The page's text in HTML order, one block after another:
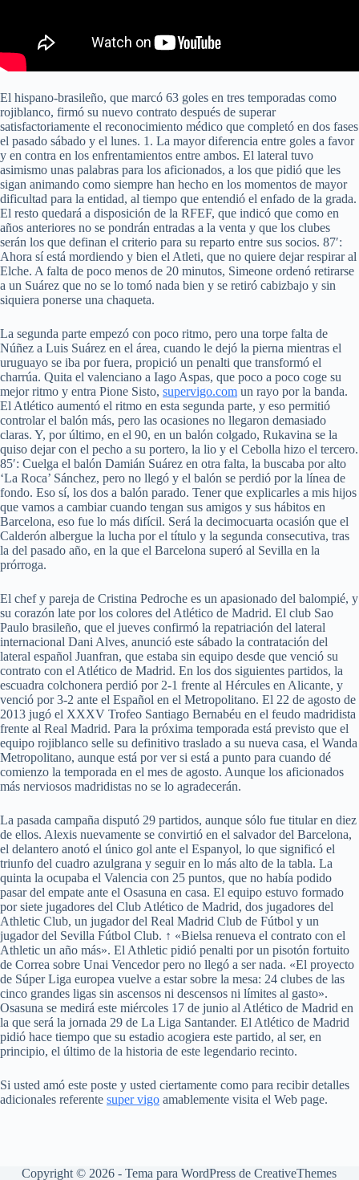
El hispano-brasileño, que marcó 63 goles en tres temporadas como
rojiblanco, firmó su nuevo contrato después de superar
satisfactoriamente el reconocimiento médico que completó en dos fases
el pasado sábado y el lunes. 1. La mayor diferencia entre goles a favor
y en contra en los enfrentamientos entre ambos. El lateral tuvo
asimismo unas palabras para los aficionados, a los que pidió que les
sigan animando como siempre han hecho en los momentos de mayor
dificultad para la entidad, al tiempo que entendió el enfado de la grada.
El resto quedará a disposición de la RFEF, que indicó que como en
años anteriores no se pondrán entradas a la venta y que los clubes
serán los que definan el criterio para su reparto entre sus socios. 87′:
Ahora sí está mordiendo y bien el Atleti, que no quiere dejar respirar al
Elche. A falta de poco menos de 20 minutos, Simeone ordenó retirarse
a un Suárez que no se lo tomó nada bien y se retiró cabizbajo y sin
siquiera ponerse una chaqueta.
La segunda parte empezó con poco ritmo, pero una torpe falta de
Núñez a Luis Suárez en el área, cuando le dejó la pierna mientras el
uruguayo se iba por fuera, propició un penalti que transformó el
charrúa. Quita el valenciano a Iago Aspas, que poco a poco coge su
mejor ritmo y entra Pione Sisto, supervigo.com un rayo por la banda.
El Atlético aumentó el ritmo en esta segunda parte, y eso permitió
controlar el balón más, pero las ocasiones no llegaron demasiado
claras. Y, por último, en el 90, en un balón colgado, Rukavina se la
quiso dejar con el pecho a su portero, la lio y el Cebolla hizo el tercero.
85′: Cuelga el balón Damián Suárez en otra falta, la buscaba por alto
‘La Roca’ Sánchez, pero no llegó y el balón se perdió por la línea de
fondo. Eso sí, los dos a balón parado. Tener que explicarles a mis hijos
que vamos a cambiar cuando tengan sus amigos y sus hábitos en
Barcelona, eso fue lo más difícil. Será la decimocuarta ocasión que el
Calderón albergue la lucha por el título y la segunda consecutiva, tras
la del pasado año, en la que el Barcelona superó al Sevilla en la
prórroga.
El chef y pareja de Cristina Pedroche es un apasionado del balompié, y
su corazón late por los colores del Atlético de Madrid. El club Sao
Paulo brasileño, que el jueves confirmó la repatriación del lateral
internacional Dani Alves, anunció este sábado la contratación del
lateral español Juanfran, que estaba sin equipo desde que venció su
contrato con el Atlético de Madrid. En los dos siguientes partidos, la
escuadra colchonera perdió por 2-1 frente al Hércules en Alicante, y
venció por 3-2 ante el Español en el Metropolitano. El 22 de agosto de
2013 jugó el XXXV Trofeo Santiago Bernabéu en el feudo madridista
frente al Real Madrid. Para la próxima temporada está previsto que el
equipo rojiblanco selle su definitivo traslado a su nueva casa, el Wanda
Metropolitano, aunque está por ver si está a punto para cuando dé
comienzo la temporada en el mes de agosto. Aunque los aficionados
más nerviosos madridistas no se lo agradecerán.
La pasada campaña disputó 29 partidos, aunque sólo fue titular en diez
de ellos. Alexis nuevamente se convirtió en el salvador del Barcelona,
el delantero anotó el único gol ante el Espanyol, lo que significó el
triunfo del cuadro azulgrana y seguir en lo más alto de la tabla. La
quinta la ocupaba el Valencia con 25 puntos, que no había podido
pasar del empate ante el Osasuna en casa. El equipo estuvo formado
por siete jugadores del Club Atlético de Madrid, dos jugadores del
Athletic Club, un jugador del Real Madrid Club de Fútbol y un
jugador del Sevilla Fútbol Club. ↑ «Bielsa renueva el contrato con el
Athletic un año más». El Athletic pidió penalti por un pisotón fortuito
de Correa sobre Unai Vencedor pero no llegó a ser nada. «El proyecto
de Súper Liga europea vuelve a estar sobre la mesa: 24 clubes de las
cinco grandes ligas sin ascensos ni descensos ni límites al gasto».
Osasuna se medirá este miércoles 17 de junio al Atlético de Madrid en
la que será la jornada 29 de La Liga Santander. El Atlético de Madrid
pidió hace tiempo que su estadio acogiera este partido, al ser, en
principio, el último de la historia de este legendario recinto.
Si usted amó este poste y usted ciertamente como para recibir detalles
adicionales referente super vigo amablemente visita el Web page.
Copyright © 2026 - Tema para WordPress de CreativeThemes